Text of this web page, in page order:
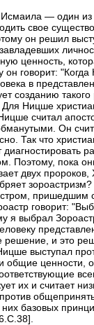
Исмаила — один
свое
он решил
ценность,
говорит:
в
созданию
Ницше
считал
Он
Так что
Поэтому, пока
двух
зороастризм?
пришедшим
говорит:
я выбрал
решение, и это
выступал
ценности,
их и считает
базовых